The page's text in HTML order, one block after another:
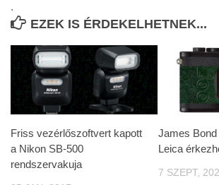
.
EZEK IS ÉRDEKELHETNEK...
Friss vezérlőszoftvert kapott
a Nikon SB-500
rendszervakuja
James
Leica
7 SZEPT,